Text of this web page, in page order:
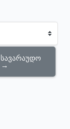
→